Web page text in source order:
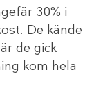
30% i
De kände
de gick
kom hela